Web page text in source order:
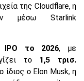
της Cloudflare, η
μέσω Starlink
IPO το 2026, με
το 1,5 τρισ.
ο Elon Musk, η